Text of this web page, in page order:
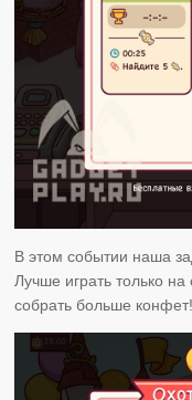
В этом событии наша
Лучше играть только
собрать больше конфет!